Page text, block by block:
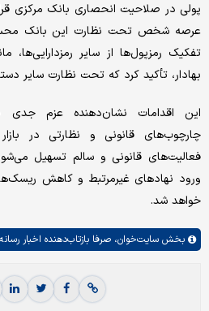
پولی در صلاحیت انحصاری بانک مرکزی
عرصه شخص تحت نظارت این بانک
تفکیک رمزپول‌ها از سایر رمزدارایی‌ها،
بهادار، تأکید کرد که تحت نظارت سایر
این اقدامات نشان‌دهنده عزم جدی
چارچوب‌های قانونی و نظارتی در
فعالیت‌های قانونی و سالم تسهیل
ورود نهادهای غیرمرتبط و کاهش
خواهد شد.
بخش سایت‌خوان، صرفا بازتاب‌دهنده اخبار